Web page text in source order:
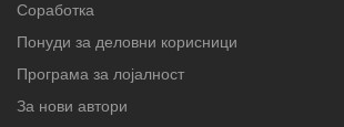
Соработка
Понуди за деловни корисници
Програма за лојалност
За нови автори